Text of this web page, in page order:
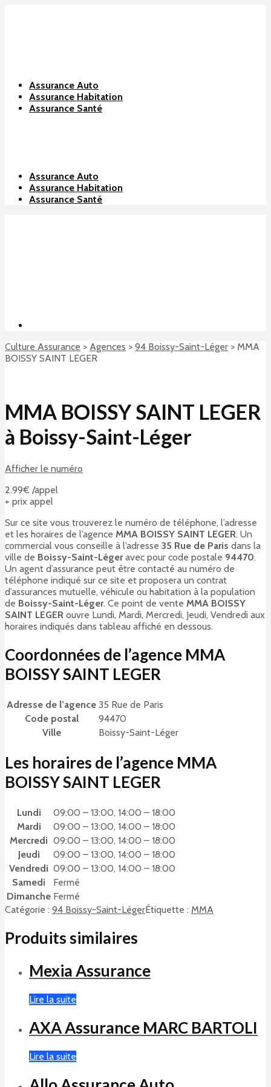
Assurance Auto
Assurance Habitation
Assurance Santé
Assurance Auto
Assurance Habitation
Assurance Santé
Culture Assurance > Agences > 94 Boissy-Saint-Léger > MMA
BOISSY SAINT LEGER
MMA BOISSY SAINT LEGER
à Boissy-Saint-Léger
Afficher le numéro
2.99€ /appel
+ prix appel
Sur ce site vous trouverez le numéro de téléphone, l’adresse
et les horaires de l’agence MMA BOISSY SAINT LEGER. Un
commercial vous conseille à l’adresse 35 Rue de Paris dans la
ville de Boissy-Saint-Légeravec pour code postale 94470.
Un agent d’assurance peut être contacté au numéro de
téléphone indiqué sur ce site et proposera un contrat
d’assurances mutuelle, véhicule ou habitation à la population
de Boissy-Saint-Léger. Ce point de vente MMA BOISSY
SAINT LEGER ouvre Lundi, Mardi, Mercredi, Jeudi, Vendredi aux
horaires indiqués dans tableau affiché en dessous.
Coordonnées de l’agence MMA
BOISSY SAINT LEGER
Adresse de l’agence 35 Rue de Paris
Code postal
94470
Ville
Boissy-Saint-Léger
Les horaires de l’agence MMA
BOISSY SAINT LEGER
Lundi
09:00 – 13:00, 14:00 – 18:00
Mardi
09:00 – 13:00, 14:00 – 18:00
Mercredi 09:00 – 13:00, 14:00 – 18:00
Jeudi
09:00 – 13:00, 14:00 – 18:00
Vendredi 09:00 – 13:00, 14:00 – 18:00
Samedi
Fermé
Dimanche Fermé
Catégorie : 94 Boissy-Saint-LégerÉtiquette : MMA
Produits similaires
Mexia Assurance
Lire la suite
AXA Assurance MARC BARTOLI
Lire la suite